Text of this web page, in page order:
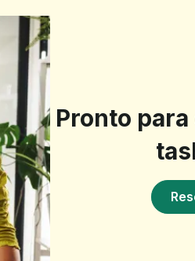
Pronto